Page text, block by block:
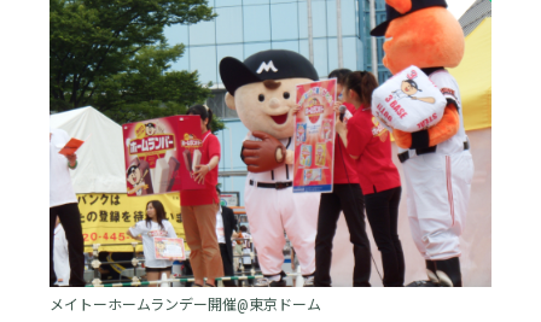
メイトーホームランデー開催@東京ドーム